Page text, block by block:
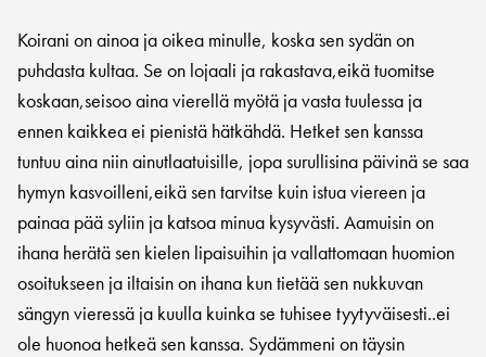
Koirani on ainoa ja oikea minulle, koska sen sydän on
puhdasta kultaa. Se on lojaali ja rakastava,eikä tuomitse
koskaan,seisoo aina vierellä myötä ja vasta tuulessa ja
ennen kaikkea ei pienistä hätkähdä. Hetket sen kanssa
tuntuu aina niin ainutlaatuisille, jopa surullisina päivinä se saa
hymyn kasvoilleni,eikä sen tarvitse kuin istua viereen ja
painaa pää syliin ja katsoa minua kysyvästi. Aamuisin on
ihana herätä sen kielen lipaisuihin ja vallattomaan huomion
osoitukseen ja iltaisin on ihana kun tietää sen nukkuvan
sängyn vieressä ja kuulla kuinka se tuhisee tyytyväisesti..ei
ole huonoa hetkeä sen kanssa. Sydämmeni on täysin